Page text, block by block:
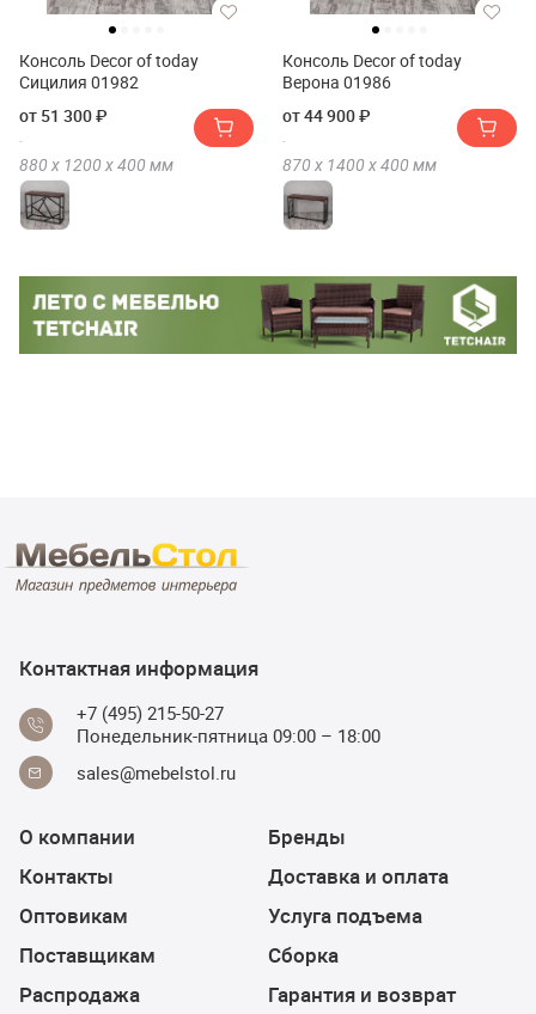
Консоль Decor of today
Сицилия 01982
от 51 300 ₽
880 х 1200 х400 мм
Консоль Decor of today
Верона 01986
от 44 900 ₽
870 х 1400 х400 мм
Контактная информация
+7 (495) 215-50-27
Понедельник-пятница 09:00 – 18:00
sales@mebelstol.ru
О компании
Контакты
Оптовикам
Поставщикам
Распродажа
Бренды
Доставка и оплата
Услуга подъема
Сборка
Гарантия и возврат